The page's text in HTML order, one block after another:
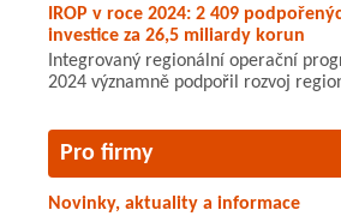
IROP v roce 2024: 2 409
investice za 26,5 miliardy korun
Integrovaný regionální operační
2024 významně podpořil rozvoj
Pro firmy
Novinky, aktuality a informace